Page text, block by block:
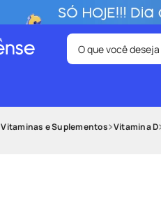
O que você deseja
3º fralda
Vitaminas e Suplementos Vitamina D